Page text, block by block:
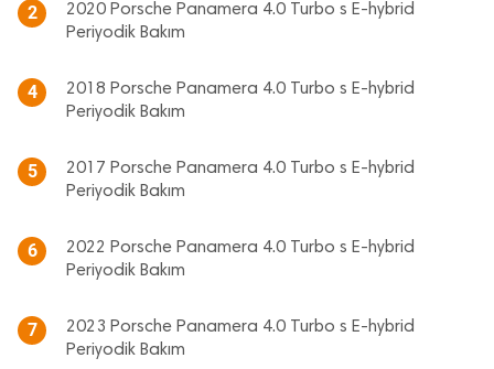
2
2020 Porsche Panamera 4.0 Turbo s E-hybrid
Periyodik Bakım
4
2018 Porsche Panamera 4.0 Turbo s E-hybrid
Periyodik Bakım
5
2017 Porsche Panamera 4.0 Turbo s E-hybrid
Periyodik Bakım
6
2022 Porsche Panamera 4.0 Turbo s E-hybrid
Periyodik Bakım
7
2023 Porsche Panamera 4.0 Turbo s E-hybrid
Periyodik Bakım